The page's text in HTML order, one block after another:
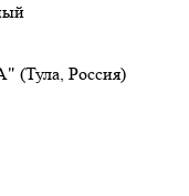
Россия)